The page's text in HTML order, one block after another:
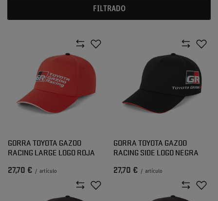
FILTRADO
GORRA TOYOTA GAZOO
RACING LARGE LOGO ROJA
27,70 € / artículo
GORRA TOYOTA GAZOO
RACING SIDE LOGO NEGRA
27,70 € / artículo